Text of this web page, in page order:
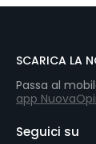
SCARICA LA
Passa al
app
Seguici su